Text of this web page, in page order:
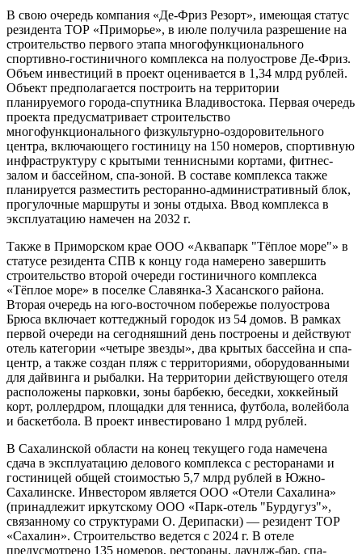
В свою очередь компания «Де-Фриз Резорт», имеющая статус
резидента ТОР «Приморье», в июле получила разрешение на
строительство первого этапа многофункционального
спортивно-гостиничного комплекса на полуострове Де-Фриз.
Объем инвестиций в проект оценивается в 1,34 млрд рублей.
Объект предполагается построить на территории
планируемого города-спутника Владивостока. Первая очередь
проекта предусматривает строительство
многофункционального физкультурно-оздоровительного
центра, включающего гостиницу на 150 номеров, спортивную
инфраструктуру с крытыми теннисными кортами, фитнес-
залом и бассейном, спа-зоной. В составе комплекса также
планируется разместить ресторанно-административный блок,
прогулочные маршруты и зоны отдыха. Ввод комплекса в
эксплуатацию намечен на 2032 г.
Также в Приморском крае ООО «Аквапарк "Тёплое море"» в
статусе резидента СПВ к концу года намерено завершить
строительство второй очереди гостиничного комплекса
«Тёплое море» в поселке Славянка-3 Хасанского района.
Вторая очередь на юго-восточном побережье полуострова
Брюса включает коттеджный городок из 54 домов. В рамках
первой очереди на сегодняшний день построены и действуют
отель категории «четыре звезды», два крытых бассейна и спа-
центр, а также создан пляж с территориями, оборудованными
для дайвинга и рыбалки. На территории действующего отеля
расположены парковки, зоны барбекю, беседки, хоккейный
корт, роллердром, площадки для тенниса, футбола, волейбола
и баскетбола. В проект инвестировано 1 млрд рублей.
В Сахалинской области на конец текущего года намечена
сдача в эксплуатацию делового комплекса с ресторанами и
гостиницей общей стоимостью 5,7 млрд рублей в Южно-
Сахалинске. Инвестором является ООО «Отели Сахалина»
(принадлежит иркутскому ООО «Парк-отель "Бурдугуз"»,
связанному со структурами О. Дерипаски) — резидент ТОР
«Сахалин». Строительство ведется с 2024 г. В отеле
предусмотрено 135 номеров, рестораны, лаундж-бар, спа-